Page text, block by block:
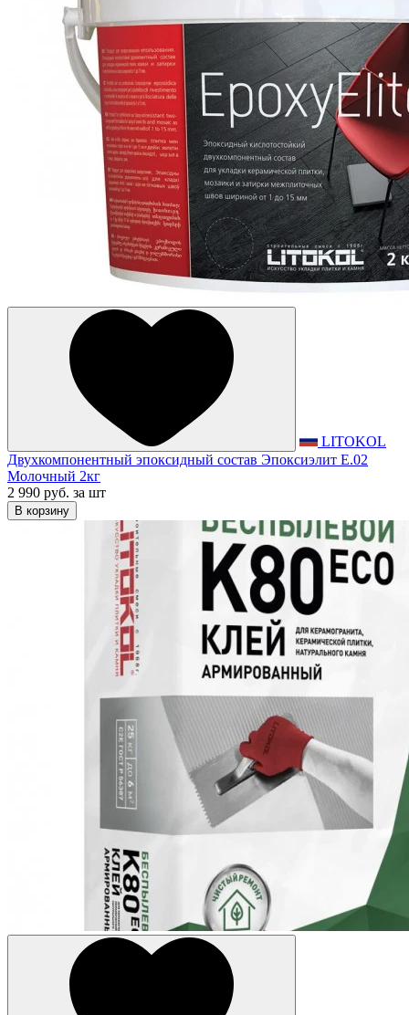
LITOKOL
Двухкомпонентный эпоксидный состав Эпоксиэлит E.02
Молочный 2кг
2 990 руб. за шт
В корзину